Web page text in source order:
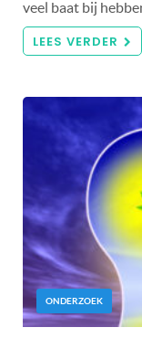
veel baat bij
LEES VERDER
ONDERZOEK